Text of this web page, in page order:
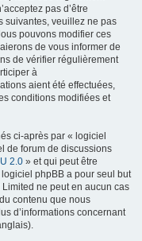
pas d’être
suivantes, veuillez ne pas
pouvons modifier ces
de vous informer de
de vérifier régulièrement
à
aient été effectuées,
conditions modifiées et
ci-après par « logiciel
de forum de discussions
2.0 » et qui peut être
phpBB a pour seul but
ne peut en aucun cas
contenu que nous
d’informations concernant